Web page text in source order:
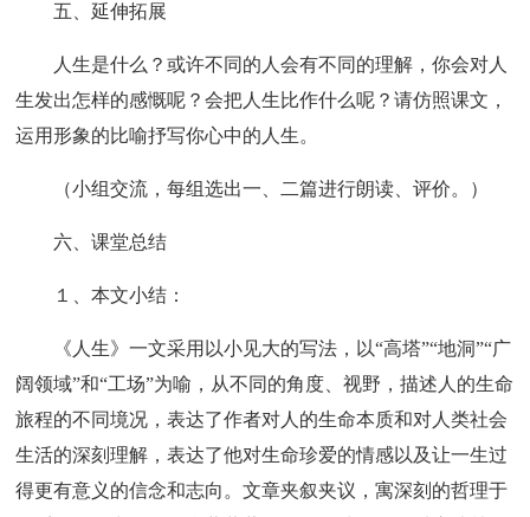
五、延伸拓展
人生是什么？或许不同的人会有不同的理解，你会对人
生发出怎样的感慨呢？会把人生比作什么呢？请仿照课文，
运用形象的比喻抒写你心中的人生。
（小组交流，每组选出一、二篇进行朗读、评价。）
六、课堂总结
１、本文小结：
《人生》一文采用以小见大的写法，以“高塔”“地洞”“广
阔领域”和“工场”为喻，从不同的角度、视野，描述人的生命
旅程的不同境况，表达了作者对人的生命本质和对人类社会
生活的深刻理解，表达了他对生命珍爱的情感以及让一生过
得更有意义的信念和志向。文章夹叙夹议，寓深刻的哲理于